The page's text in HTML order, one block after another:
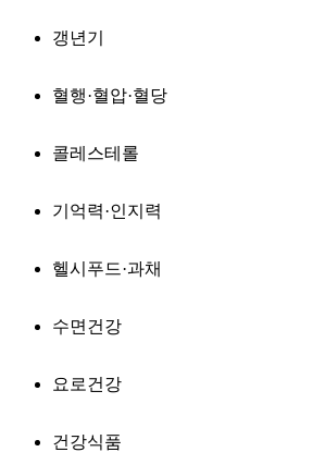
갱년기
혈행·혈압·혈당
콜레스테롤
기억력·인지력
헬시푸드·과채
수면건강
요로건강
건강식품